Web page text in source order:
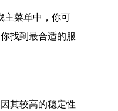
主菜单中，你可
找到最合适的服
其较高的稳定性